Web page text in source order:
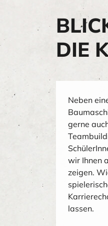
DIE
Neben
gerne
wir Ihnen
zeigen.
lassen.